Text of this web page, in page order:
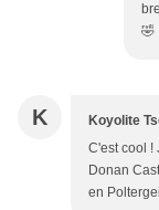
🤣
K Koyolite
C'est cool !
Donan
en